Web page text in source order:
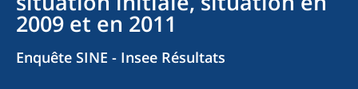
2009 et en 2011
Enquête SINE - Insee Résultats